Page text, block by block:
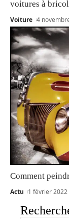
voitures à
Voiture 4
Comment
Actu 1 février 2022